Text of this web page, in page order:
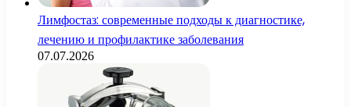
Лимфостаз: современные подходы к диагностике,
лечению и профилактике заболевания
07.07.2026